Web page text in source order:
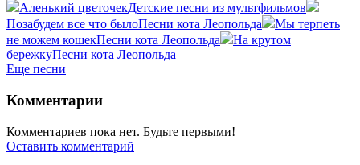
Аленький цветочекДетские песни из мультфильмов
Позабудем все что былоПесни кота Леопольда
Мы терпеть
не можем кошекПесни кота Леопольда
На крутом
бережкуПесни кота Леопольда
Еще песни
Комментарии
Комментариев пока нет. Будьте первыми!
Оставить комментарий